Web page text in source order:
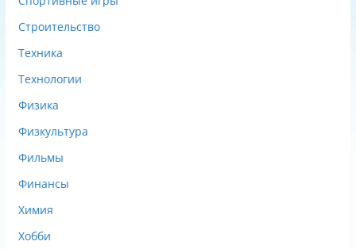
Строительство
Техника
Технологии
Физика
Физкультура
Фильмы
Финансы
Химия
Хобби